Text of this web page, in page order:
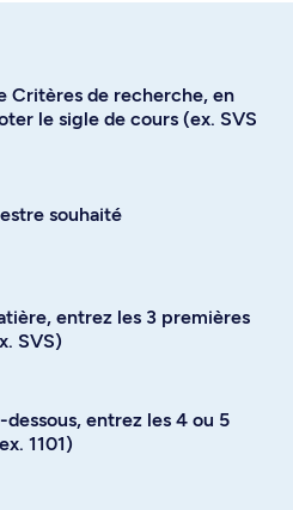
Critères de recherche, en
le sigle de cours (ex. SVS
souhaité
entrez les 3 premières
SVS)
dessous, entrez les 4 ou 5
1101)